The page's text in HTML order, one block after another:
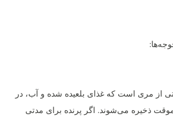
از مری است که غذای بلعیده شده و آب، در
ذخیره می‌شوند. اگر پرنده برای مدتی